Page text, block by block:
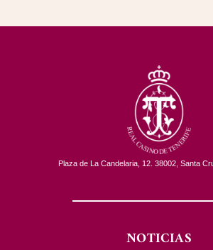
Plaza de La Candelaria, 12. 38002, Santa
NOTICIAS